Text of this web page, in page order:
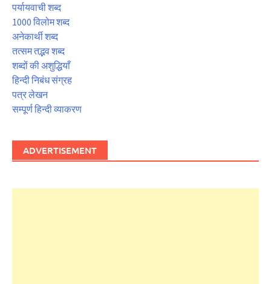
पर्यायवाची शब्द
1000 विलोम शब्द
अनेकार्थी शब्द
तत्सम तद्भव शब्द
शब्दों की अशुद्धियाँ
हिन्दी निबंध संग्रह
पत्र लेखन
सम्पूर्ण हिन्दी व्याकरण
ADVERTISEMENT